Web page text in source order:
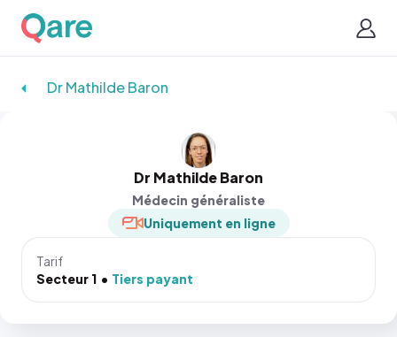
Dr Mathilde Baron
Dr Mathilde Baron
Médecin généraliste
Uniquement en ligne
Tarif
Secteur 1
Tiers payant